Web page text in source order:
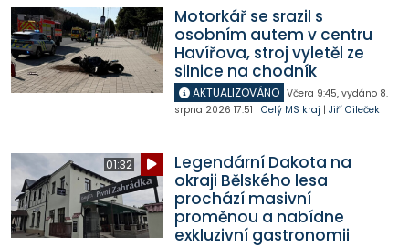
Motorkář se srazil s
osobním autem v centru
Havířova, stroj vyletěl ze
silnice na chodník
AKTUALIZOVÁNO Včera 9:45, vydáno 8.
srpna 2026 17:51 | Celý MS kraj | Jiří Cileček
01:32
Legendární Dakota na
okraji Bělského lesa
prochází masivní
proměnou a nabídne
exkluzivní gastronomii